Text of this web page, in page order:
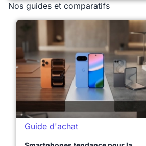
Nos guides et comparatifs
Guide d'achat